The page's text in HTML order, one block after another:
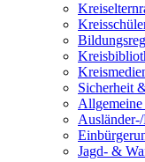
Sicherheit
Jagd- &